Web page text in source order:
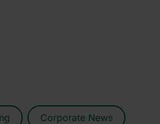
Calls
Corporate News